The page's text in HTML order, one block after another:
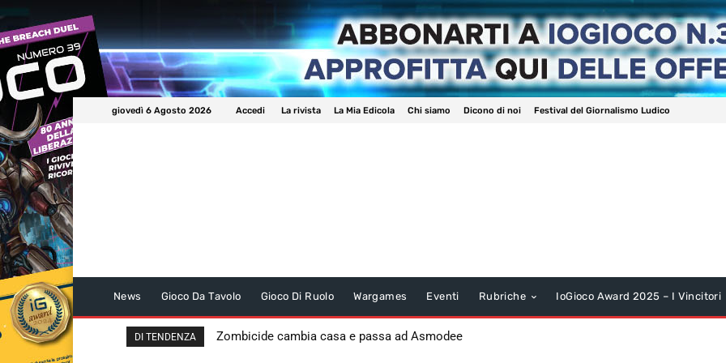
giovedì 6 Agosto 2026 Accedi La rivista La Mia Edicola Chi siamo Dicono di noi Festival del Giornalismo Ludico
News Gioco Da Tavolo Gioco Di Ruolo Wargames Eventi Rubriche IoGioco Award 2025 – I Vincitori
DI TENDENZA Zombicide cambia casa e passa ad Asmodee